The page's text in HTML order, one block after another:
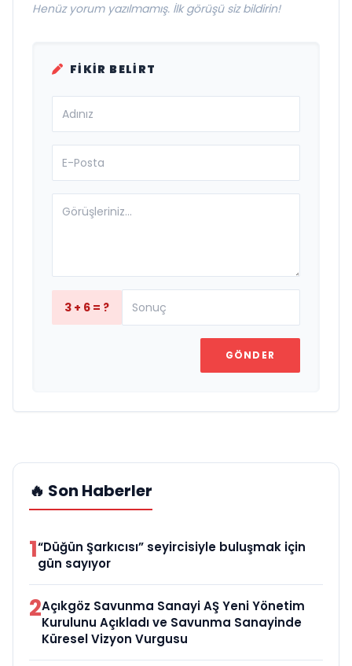
Henüz yorum yazılmamış. İlk görüşü siz bildirin!
FIKIR BELIRT
3 + 6 = ?
GÖNDER
🔥 Son Haberler
1“Düğün Şarkıcısı” seyircisiyle buluşmak için
gün sayıyor
2Açıkgöz Savunma Sanayi AŞ Yeni Yönetim
Kurulunu Açıkladı ve Savunma Sanayinde
Küresel Vizyon Vurgusu